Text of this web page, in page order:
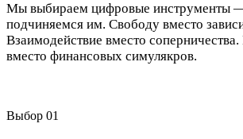
Мы выбираем цифровые инструменты
подчиняемся им. Свободу вместо
Взаимодействие вместо
вместо финансовых симулякров.
Выбор 01